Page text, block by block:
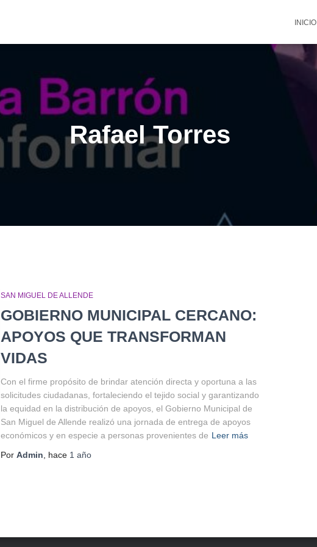
INICIO
Rafael Torres
SAN MIGUEL DE ALLENDE
GOBIERNO MUNICIPAL CERCANO:
APOYOS QUE TRANSFORMAN
VIDAS
Con el firme propósito de brindar atención directa y oportuna a las
solicitudes ciudadanas, fortaleciendo el tejido social y garantizando
la equidad en la distribución de apoyos, el Gobierno Municipal de
San Miguel de Allende realizó una jornada de entrega de apoyos
económicos y en especie a personas provenientes de Leer más
Por Admin , hace 1 año